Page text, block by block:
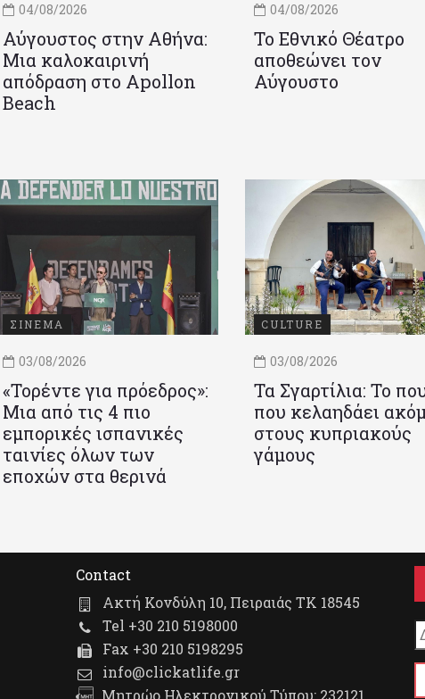
04/08/2026
Αύγουστος στην Αθήνα:
Μια καλοκαιρινή
απόδραση στο Apollon
Beach
04/08/2026
Το Εθνικό Θέατρο
αποθεώνει τον
Αύγουστο
ΣΙΝΕΜΑ
03/08/2026
«Τορέντε για πρόεδρος»:
Mια από τις 4 πιο
εμπορικές ισπανικές
ταινίες όλων των
εποχών στα θερινά
CULTURE
03/08/2026
Τα Σγαρτίλια: Το
που κελαηδάει
στους κυπριακούς
γάμους
Contact
Ακτή Κονδύλη 10, Πειραιάς ΤΚ 18545
Tel +30 210 5198000
Fax +30 210 5198295
info@clickatlife.gr
Μητρώο Ηλεκτρονικού Τύπου: 232121